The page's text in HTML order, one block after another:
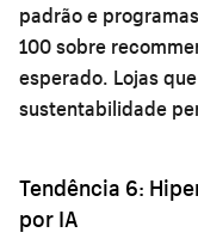
padrão e
100 sobre
esperado. Lojas
sustentabilidade
Tendência 6:
por IA